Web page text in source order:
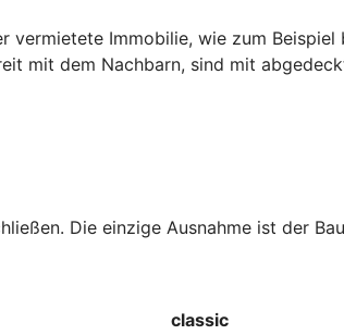
Immobilie, wie zum
mit dem Nachbarn, sind mit
Die einzige Ausnahme ist der
classic